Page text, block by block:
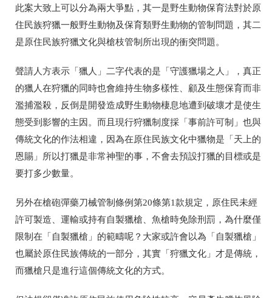
此案大致上可以分為兩大爭點，其一是野生動物保育法對於原
住民族狩獵一般野生動物及保育類野生動物的管制問題，其二
是原住民族狩獵文化與槍枝管制所出現的衝突問題。
聲請人方表示「獵人」二字代表的是「守護獵場之人」，真正
的獵人在狩獵的同時也會維持生物多樣性、顧及生態保育而非
濫捕濫殺，反倒是開發造成野生動物棲息地遭到破壞才是使生
態受到影響的主因。而且現行狩獵制度採「事前許可制」也與
傳統文化的作法相違，因為在原住民族文化中獵物是「天上的
恩賜」所以打獵是非常神聖的事，不會去預設打獵的目標或是
要打多少數量。
另外在槍砲彈藥刀械管制條例第20條第1款規定，原住民未經
許可製造、運輸或持有自製獵槍、魚槍時免除刑罰，為什麼僅
限制在「自製獵槍」的範疇呢？大家或許會以為「自製獵槍」
也屬於原住民族傳統的一部分，其實「狩獵文化」才是傳統，
而獵槍只是進行這個傳統文化的方式。